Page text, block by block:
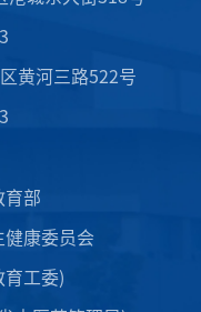
黄河三路522号
育部
健康委员会
育工委)